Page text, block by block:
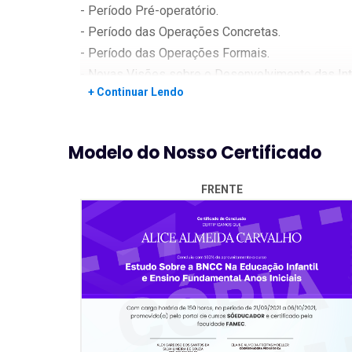
- Período Pré-operatório.
- Período das Operações Concretas.
- Período das Operações Formais.
- Novas Visões sobre o Desenvolvimento das
- A Importância dos Estímulos Dados na
- As Bases do Ensino da Matemática na Educação
- O Sistema de Numeração Decimal.
- Operações
- Utilizando o Ábaco.
- Multiplicação.
- Frações.
+ Continuar Lendo
Modelo do Nosso Certificado
FRENTE